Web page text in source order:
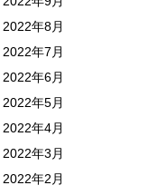
2022年8月
2022年7月
2022年6月
2022年5月
2022年4月
2022年3月
2022年2月